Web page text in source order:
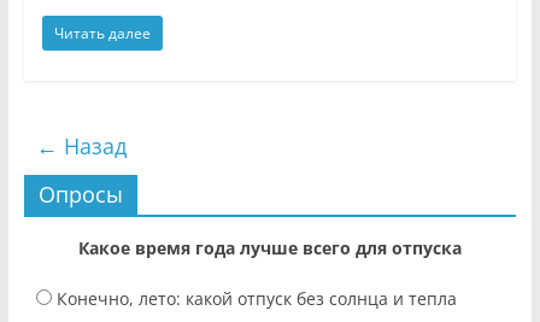
Читать далее
← Назад
Опросы
Какое время года лучше всего для отпуска
Конечно, лето: какой отпуск без солнца и тепла